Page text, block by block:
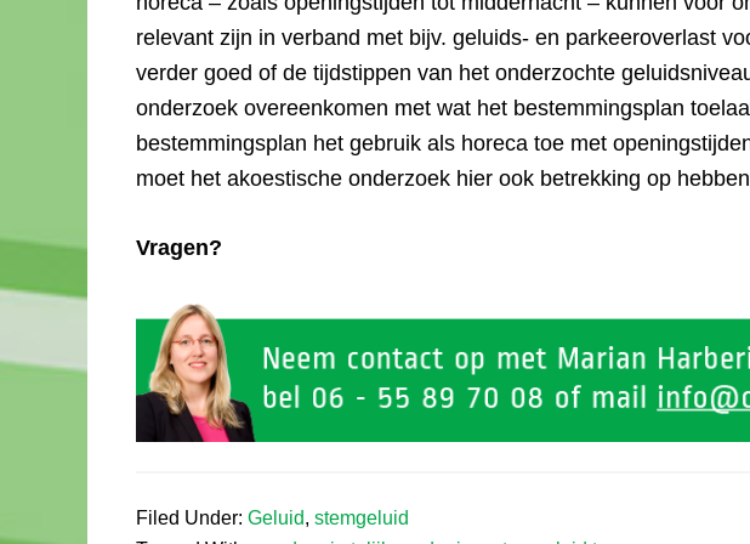
relevant zijn in verband met bijv. geluids- en parkeeroverlast
verder goed of de tijdstippen van het onderzochte
onderzoek overeenkomen met wat het bestemmingsplan
bestemmingsplan het gebruik als horeca toe met
moet het akoestische onderzoek hier ook betrekking op
Vragen?
Filed Under: Geluid, stemgeluid